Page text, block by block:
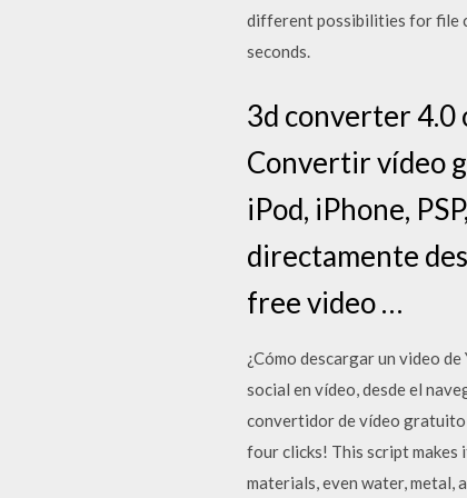
different possibilities for file
seconds.
3d converter 4.0
Convertir vídeo
iPod, iPhone,
directamente
free video …
¿Cómo descargar un video
social en vídeo, desde el
convertidor de vídeo gratuito
four clicks! This script
materials, even water, metal,